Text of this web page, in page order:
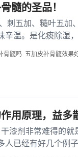
髓的圣品！
刺五加、糙叶五加
辛温。是化痰除湿
骨髓吗 五加皮补骨髓效果
用原理，益多
漆剂非常难得的就
人已经有好几个例